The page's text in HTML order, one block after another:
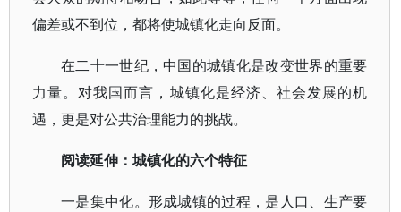
偏差或不到位，都将使城镇化走向反面。
在二十一世纪，中国的城镇化是改变世界的重要
力量。对我国而言，城镇化是经济、社会发展的机
遇，更是对公共治理能力的挑战。
阅读延伸：城镇化的六个特征
一是集中化。形成城镇的过程，是人口、生产要